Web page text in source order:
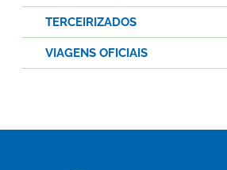
TERCEIRIZADOS
VIAGENS OFICIAIS